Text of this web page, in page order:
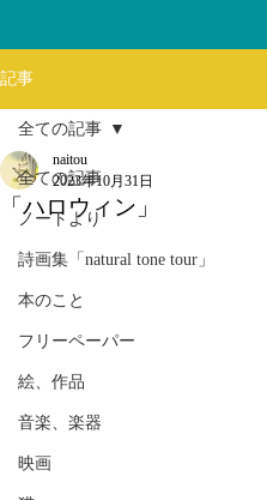
記事
全ての記事
ノートより
詩画集「natural tone tour」
本のこと
フリーペーパー
絵、作品
音楽、楽器
映画
全ての記事
「ハロウィン」
naitou
2023年10月31日